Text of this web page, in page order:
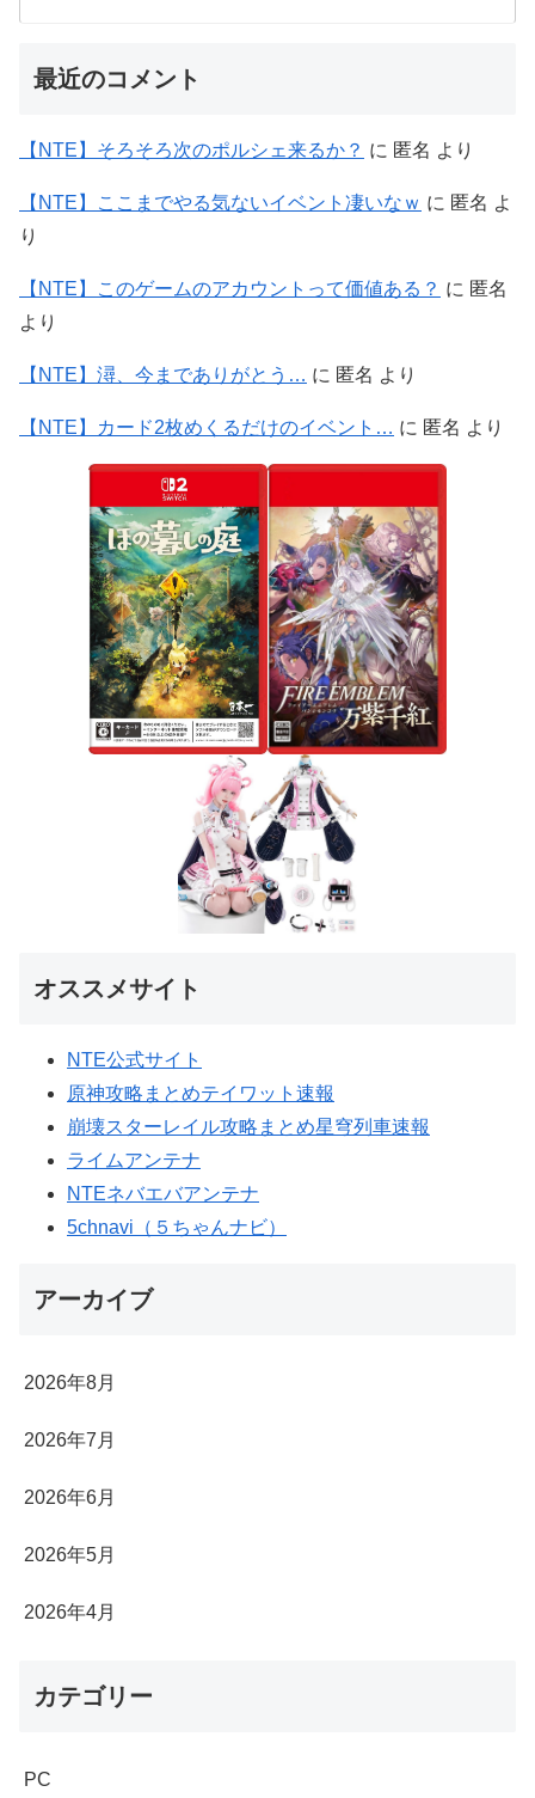
最近のコメント
【NTE】そろそろ次のポルシェ来るか？ に 匿名 より
【NTE】ここまでやる気ないイベント凄いなｗ に 匿名 よ
り
【NTE】このゲームのアカウントって価値ある？ に 匿名
より
【NTE】潯、今までありがとう… に 匿名 より
【NTE】カード2枚めくるだけのイベント… に 匿名 より
オススメサイト
NTE公式サイト
原神攻略まとめテイワット速報
崩壊スターレイル攻略まとめ星穹列車速報
ライムアンテナ
NTEネバエバアンテナ
5chnavi（５ちゃんナビ）
アーカイブ
2026年8月
2026年7月
2026年6月
2026年5月
2026年4月
カテゴリー
PC